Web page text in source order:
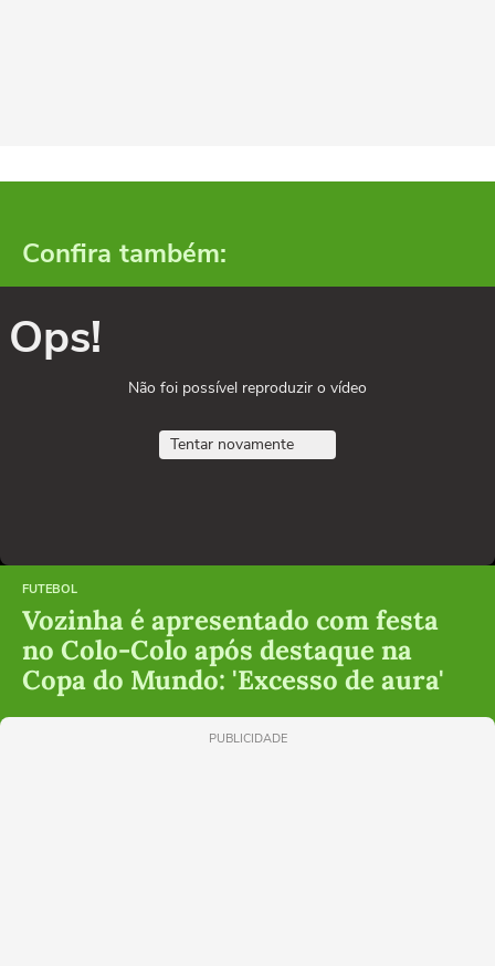
Confira também:
Ops!
Não foi possível reproduzir o vídeo
Tentar novamente
FUTEBOL
Vozinha é apresentado com festa
no Colo-Colo após destaque na
Copa do Mundo: 'Excesso de aura'
PUBLICIDADE